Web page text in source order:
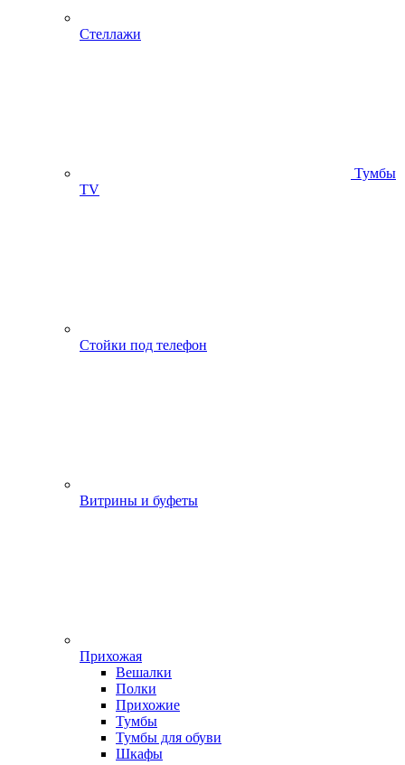
Стеллажи
Тумбы
ТV
Стойки под телефон
Витрины и буфеты
Прихожая
Вешалки
Полки
Прихожие
Тумбы
Тумбы для обуви
Шкафы